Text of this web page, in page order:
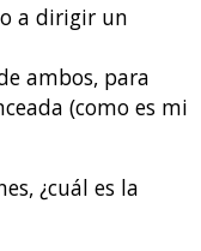
a dirigir un
ambos, para
(como es mi
¿cuál es la